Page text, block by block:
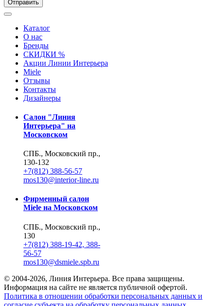
Отправить
Каталог
О нас
Бренды
СКИДКИ %
Акции Линии Интерьера
Miele
Отзывы
Контакты
Дизайнеры
Салон "Линия
Интерьера" на
Московском
СПБ., Московский пр.,
130-132
+7(812) 388-56-57
mos130@interior-line.ru
Фирменный салон
Miele на Московском
СПБ., Московский пр.,
130
+7(812) 388-19-42, 388-
56-57
mos130@dsmiele.spb.ru
© 2004-2026, Линия Интерьера. Все права защищены.
Информация на сайте не является публичной офертой.
Политика в отношении обработки персональных данных и